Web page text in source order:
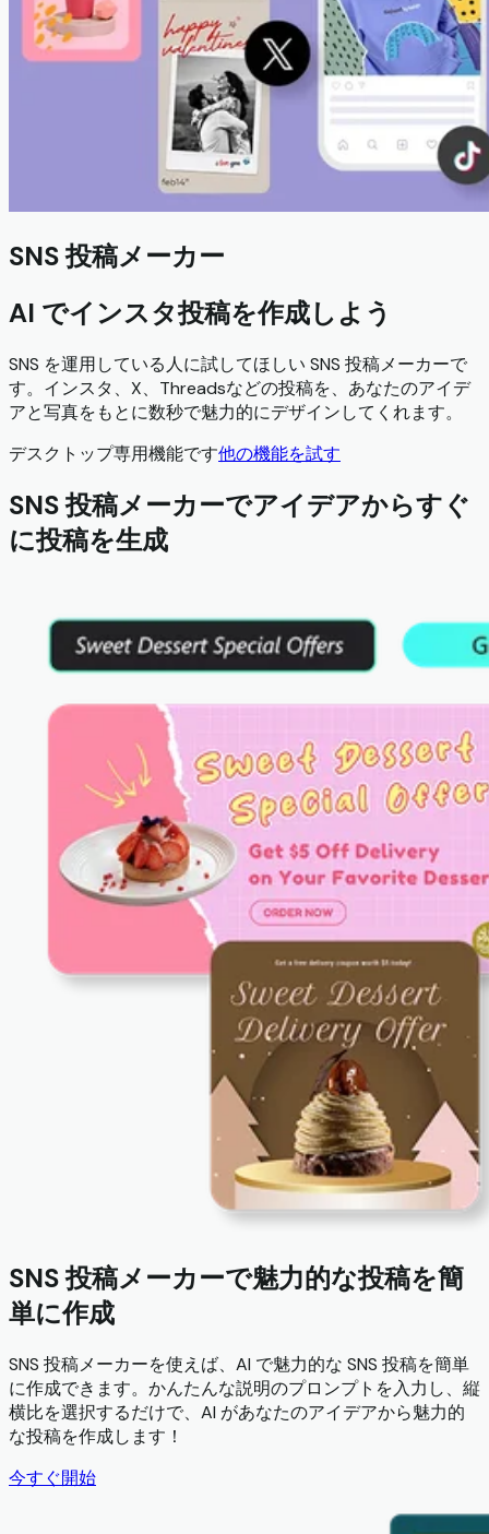
SNS 投稿メーカー
AI でインスタ投稿を作成しよう
SNS を運用している人に試してほしい SNS 投稿メーカーで
す。インスタ、X、Threadsなどの投稿を、あなたのアイデ
アと写真をもとに数秒で魅力的にデザインしてくれます。
デスクトップ専用機能です他の機能を試す
SNS 投稿メーカーでアイデアからすぐ
に投稿を生成
SNS 投稿メーカーで魅力的な投稿を簡
単に作成
SNS 投稿メーカーを使えば、AI で魅力的な SNS 投稿を簡単
に作成できます。かんたんな説明のプロンプトを入力し、縦
横比を選択するだけで、AI があなたのアイデアから魅力的
な投稿を作成します！
今すぐ開始